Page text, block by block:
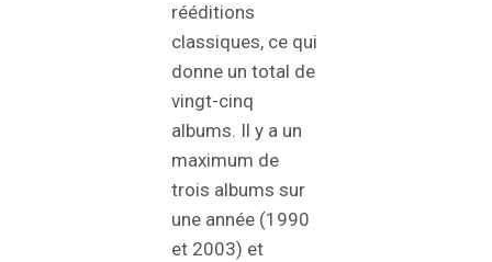
rééditions
classiques, ce qui
donne un total de
vingt-cinq
albums. Il y a un
maximum de
trois albums sur
une année (1990
et 2003) et